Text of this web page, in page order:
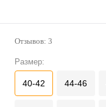
Отзывов: 3
Размер:
40-42 44-46